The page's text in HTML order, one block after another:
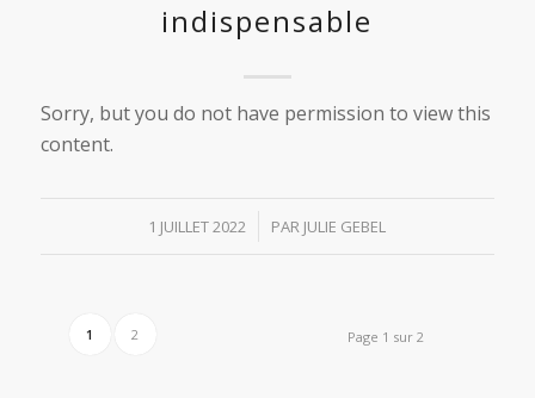
indispensable
Sorry, but you do not have permission to view this
content.
1 JUILLET 2022
/ PAR JULIE GEBEL
Page 1 sur 2
1 2